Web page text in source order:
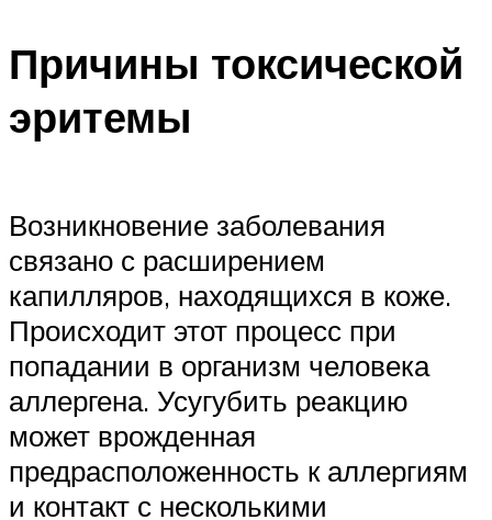
Причины токсической
эритемы
Возникновение заболевания
связано с расширением
капилляров, находящихся в коже.
Происходит этот процесс при
попадании в организм человека
аллергена. Усугубить реакцию
может врожденная
предрасположенность к аллергиям
и контакт с несколькими